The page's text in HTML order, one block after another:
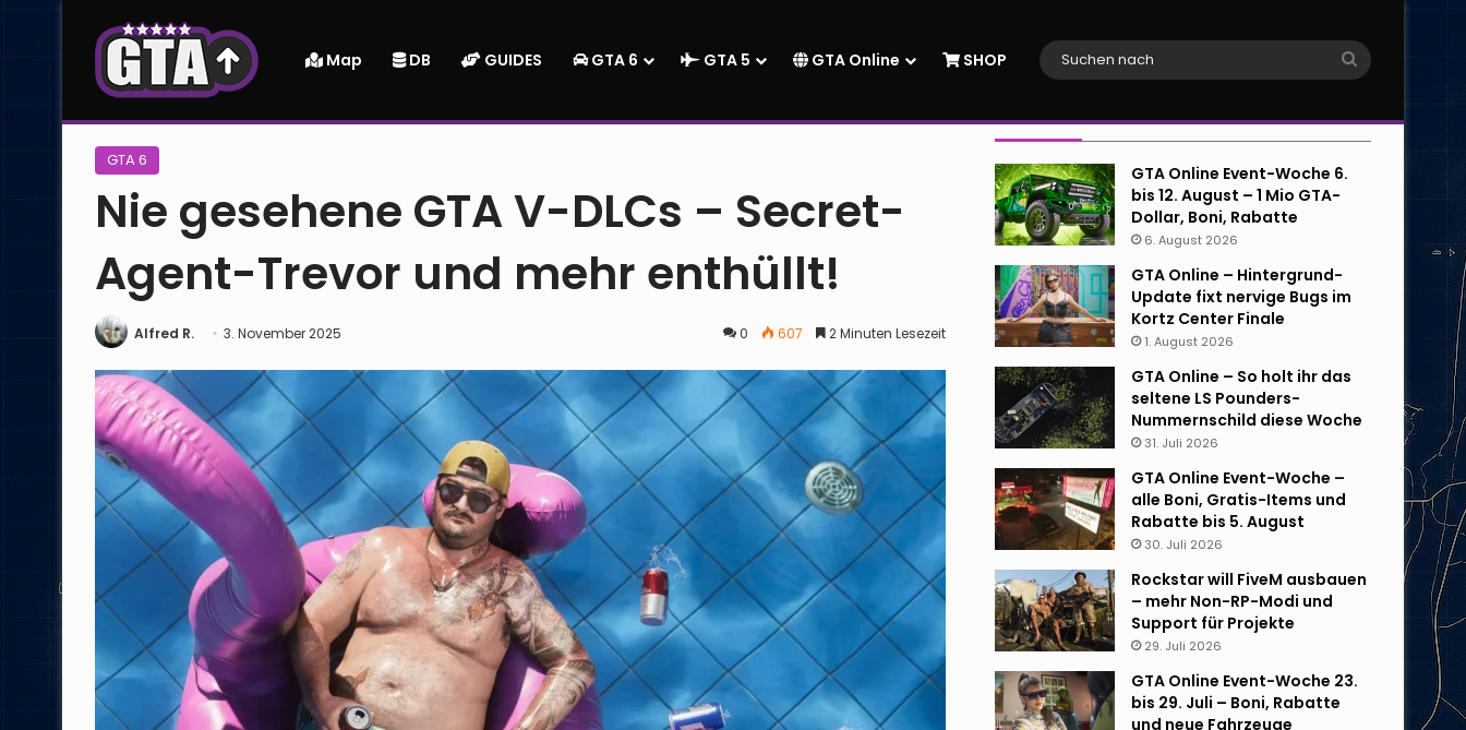
Map DB GUIDES GTA 6 GTA 5 GTA Online SHOP
Suchen
GTA 6
Nie gesehene GTA V-DLCs – Secret-
Agent-Trevor und mehr enthüllt!
Alfred R. 3. November 2025 0 607 2 Minuten Lesezeit
GTA Online Event-Woche 6.
bis 12. August – 1 Mio GTA-
Dollar, Boni, Rabatte
6. August 2026
GTA Online – Hintergrund-
Update fixt nervige Bugs im
Kortz Center Finale
1. August 2026
GTA Online – So holt ihr das
seltene LS Pounders-
Nummernschild diese Woche
31. Juli 2026
GTA Online Event-Woche –
alle Boni, Gratis-Items und
Rabatte bis 5. August
30. Juli 2026
Rockstar will FiveM ausbauen
– mehr Non-RP-Modi und
Support für Projekte
29. Juli 2026
GTA Online Event-Woche 23.
bis 29. Juli – Boni, Rabatte
und neue Fahrzeuge